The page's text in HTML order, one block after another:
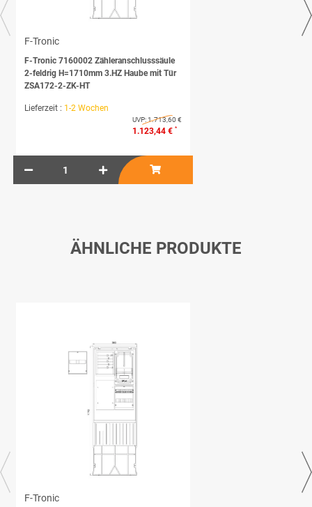
F-Tronic
F-Tronic 7160002 Zähleranschlusssäule
2-feldrig H=1710mm 3.HZ Haube mit Tür
ZSA172-2-ZK-HT
Lieferzeit : 1-2 Wochen
UVP:1.713,60 €
1.123,44 € *
ÄHNLICHE PRODUKTE
F-Tronic